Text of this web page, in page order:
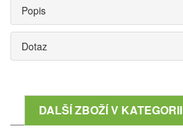
Popis
Dotaz
DALŠÍ ZBOŽÍ V KATEGORII